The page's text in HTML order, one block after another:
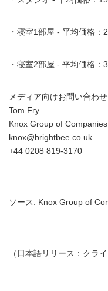
・寝室1部屋 - 平均価格
・寝室2部屋 - 平均価格
メディア向けお問い合わ
Tom Fry
Knox Group of
knox@brightbee.co.uk
+44 0208 819-3170
ソース: Knox Group of
（日本語リリース：クラ